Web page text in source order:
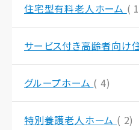
住宅型有料老人ホーム (
サービス付き高齢者向け
グループホーム ( 4)
特別養護老人ホーム ( 2)